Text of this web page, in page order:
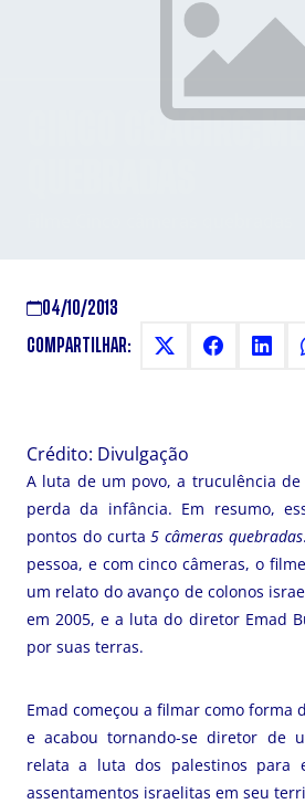
CINCO
04/10/2013
COMPARTILHAR:
Crédito: Divulgação
A luta de um povo, a truculência
perda da infância. Em resumo,
pontos do curta5 câmeras quebradas
pessoa, e com cinco câmeras, o
um relato do avanço de colonos
em 2005, e a luta do diretor Emad
por suas terras.
Emad começou a filmar como forma
e acabou tornando-se diretor de
relata a luta dos palestinos para
assentamentos israelitas em seu